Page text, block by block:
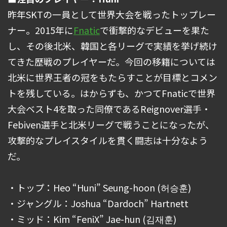
昨年SKTの一員として世界大会を戦ったトップレー
ナー。2015年にFnaticで衝撃的なデビューを果た
し、その後北米、韓国と各リーグで実績を挙げ続け
てきた歴戦のプレイヤーだ。今回の移籍については
北米に世界王者の冠をもたらすことが目標とコメン
トを残している。はからずも、かつてFnaticで世界
大会ベスト4を取った同僚であるReignover選手・
Febiven選手と北米リーグで戦うことになったが、
攻撃的なプレイスタイルを貫く闘志は十分なよう
だ。
・トップ：Heo “Huni” Seung-hoon (허승훈)
・ジャングル：Joshua “Dardoch” Hartnett
・ミッド：Kim “FeniX” Jae-hun (김재훈)